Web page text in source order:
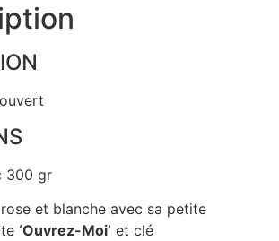
300 gr
et blanche avec sa petite
‘Ouvrez-Moi’ et clé